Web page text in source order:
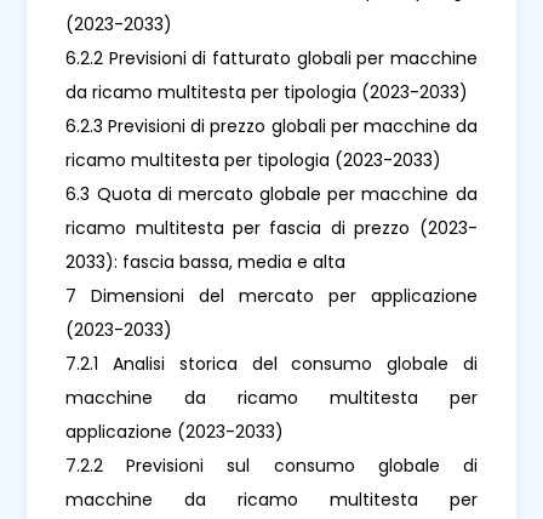
(2023-2033)
6.2.2 Previsioni di fatturato globali per macchine
da ricamo multitesta per tipologia (2023-2033)
6.2.3 Previsioni di prezzo globali per macchine da
ricamo multitesta per tipologia (2023-2033)
6.3 Quota di mercato globale per macchine da
ricamo multitesta per fascia di prezzo (2023-
2033): fascia bassa, media e alta
7 Dimensioni del mercato per applicazione
(2023-2033)
7.2.1 Analisi storica del consumo globale di
macchine da ricamo multitesta per
applicazione (2023-2033)
7.2.2 Previsioni sul consumo globale di
macchine da ricamo multitesta per